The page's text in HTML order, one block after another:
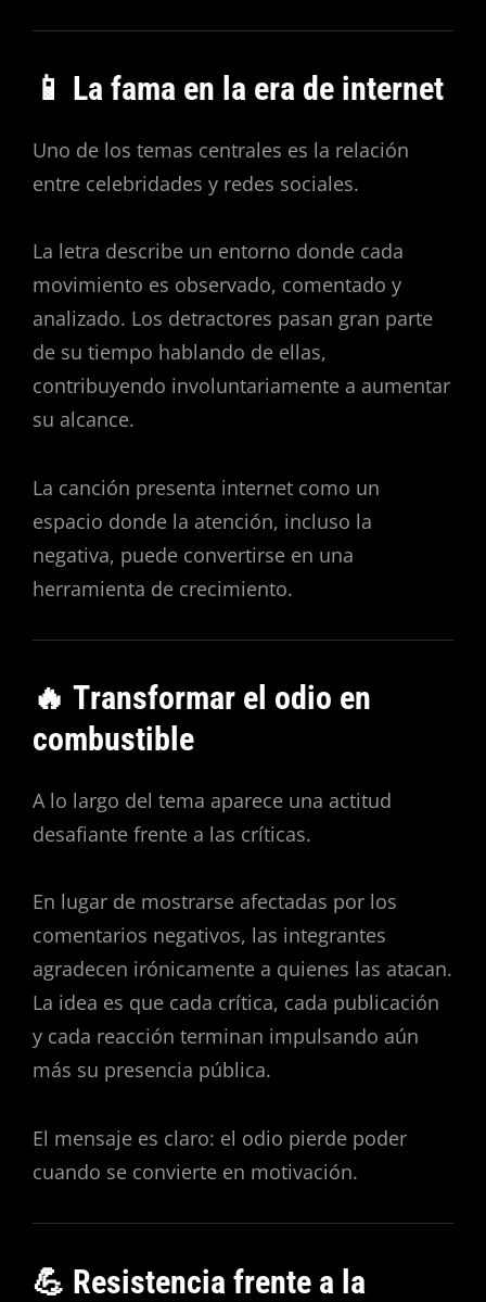
📱 La fama en la era de internet
Uno de los temas centrales es la relación
entre celebridades y redes sociales.
La letra describe un entorno donde cada
movimiento es observado, comentado y
analizado. Los detractores pasan gran parte
de su tiempo hablando de ellas,
contribuyendo involuntariamente a aumentar
su alcance.
La canción presenta internet como un
espacio donde la atención, incluso la
negativa, puede convertirse en una
herramienta de crecimiento.
🔥 Transformar el odio en
combustible
A lo largo del tema aparece una actitud
desafiante frente a las críticas.
En lugar de mostrarse afectadas por los
comentarios negativos, las integrantes
agradecen irónicamente a quienes las atacan.
La idea es que cada crítica, cada publicación
y cada reacción terminan impulsando aún
más su presencia pública.
El mensaje es claro: el odio pierde poder
cuando se convierte en motivación.
💪 Resistencia frente a la